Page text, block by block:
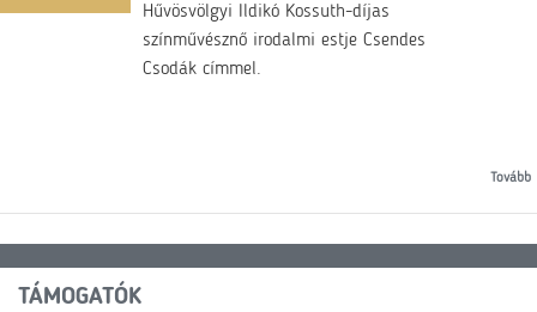
Hűvösvölgyi Ildikó Kossuth-díjas
színművésznő irodalmi estje Csendes
Csodák címmel.
Tovább
TÁMOGATÓK